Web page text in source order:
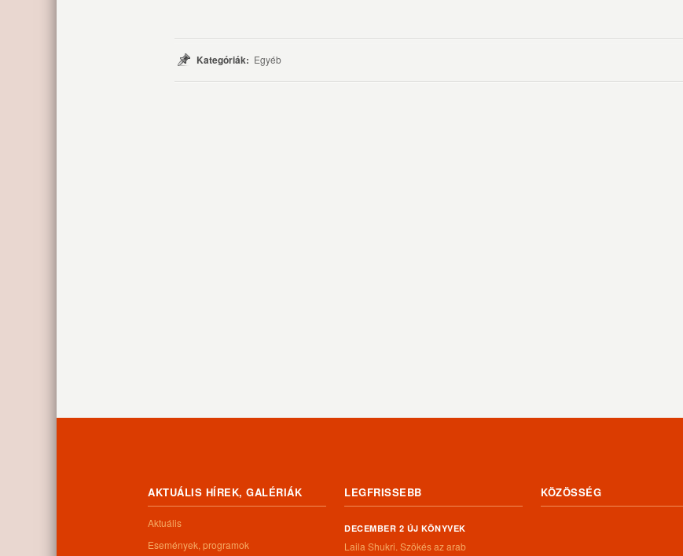
Kategóriák: Egyéb
AKTUÁLIS HÍREK, GALÉRIÁK
Aktuális
Események, programok
LEGFRISSEBB
DECEMBER 2 ÚJ KÖNYVEK
Laila Shukri. Szökés ​az arab
KÖZÖSSÉG